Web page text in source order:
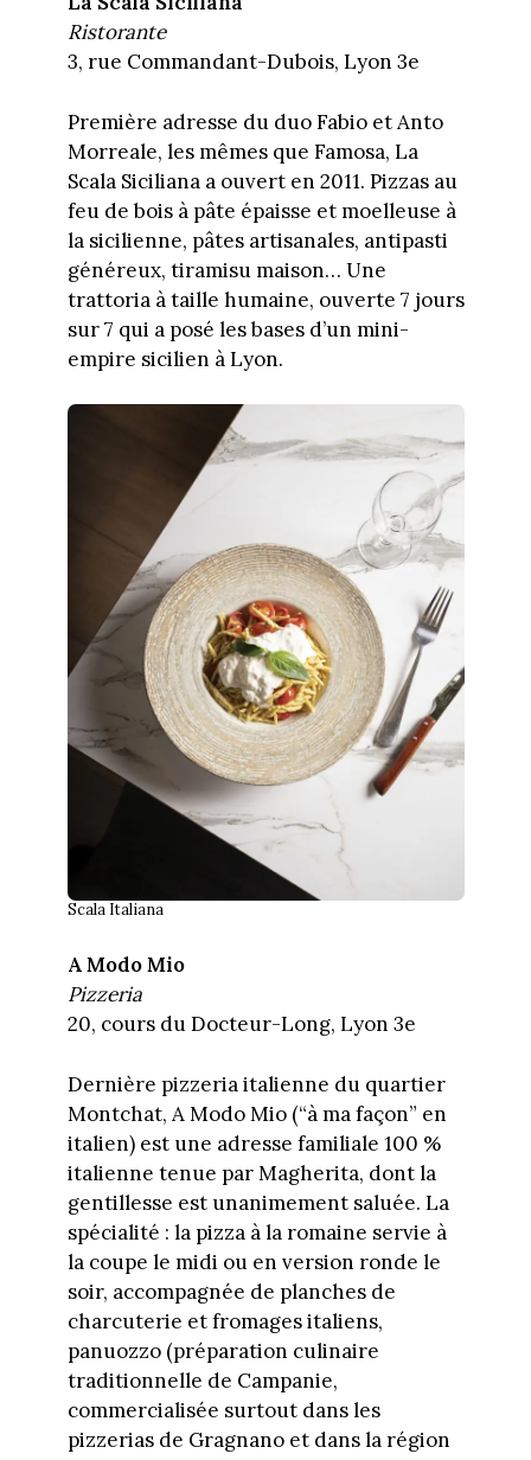
Ristorante
3, rue Commandant-Dubois, Lyon 3e
Première adresse du duo Fabio et Anto
Morreale, les mêmes que Famosa, La
Scala Siciliana a ouvert en 2011. Pizzas au
feu de bois à pâte épaisse et moelleuse à
la sicilienne, pâtes artisanales, antipasti
généreux, tiramisu maison… Une
trattoria à taille humaine, ouverte 7 jours
sur 7 qui a posé les bases d’un mini-
empire sicilien à Lyon.
Scala Italiana
A Modo Mio
Pizzeria
20, cours du Docteur-Long, Lyon 3e
Dernière pizzeria italienne du quartier
Montchat, A Modo Mio (“à ma façon” en
italien) est une adresse familiale 100 %
italienne tenue par Magherita, dont la
gentillesse est unanimement saluée. La
spécialité : la pizza à la romaine servie à
la coupe le midi ou en version ronde le
soir, accompagnée de planches de
charcuterie et fromages italiens,
panuozzo (préparation culinaire
traditionnelle de Campanie,
commercialisée surtout dans les
pizzerias de Gragnano et dans la région